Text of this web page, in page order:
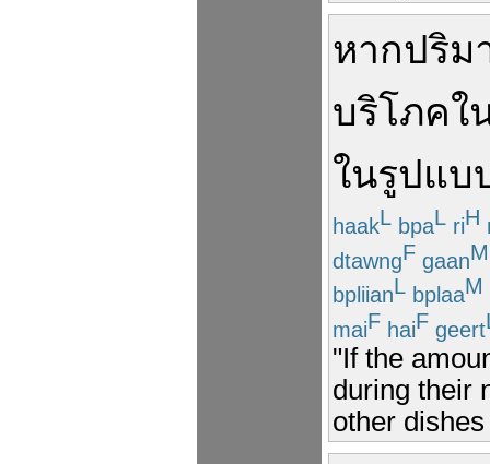
หากปริ
บริโภคใ
ในรูปแบ
haakL bpaL riH
dtawngF gaanM
bpliianL bplaaM
maiF haiF geert
"If the
during their
other